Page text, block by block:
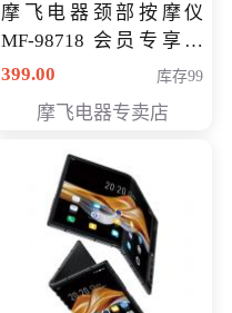
摩飞电器颈部按摩仪
MF-98718 会员专享价
299元
399.00 库存99
摩飞电器专卖店